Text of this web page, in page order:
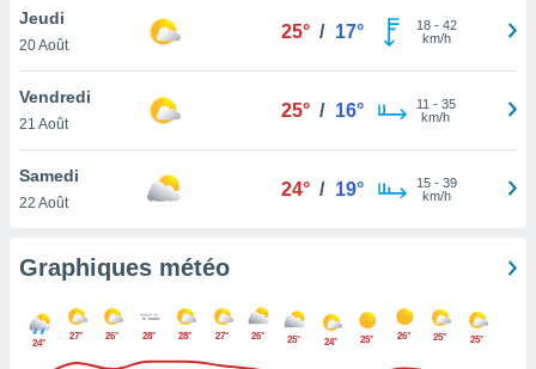
cas,
que
sur le
ne
Jeudi
20 Août
25° / 17° 18- 42
km/h
Vendredi
21 Août
25° / 16° 11 - 35
km/h
Samedi
22 Août
24° / 19° 15- 39
km/h
Graphiques météo
24°
27° 26° 28° 28° 27° 26° 25° 24° 25° 26° 25° 25°